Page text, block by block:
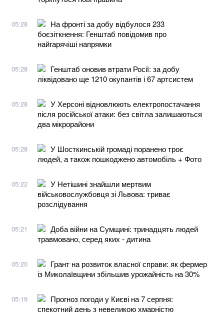
05:28
На фронті за добу відбулося 233
боєзіткнення: Генштаб повідомив про
найгарячіші напрямки
05:28
Генштаб оновив втрати Росії: за добу
ліквідовано ще 1210 окупантів і 67 артсистем
05:28
У Херсоні відновлюють електропостачання
після російської атаки: без світла залишаються
два мікрорайони
05:28
У Шосткинській громаді поранено троє
людей, а також пошкоджено автомобіль + Фото
05:22
У Нетішині знайшли мертвим
військовослужбовця зі Львова: триває
розслідування
05:21
Доба війни на Сумщині: тринадцять людей
травмовано, серед яких - дитина
05:20
Грант на розвиток власної справи: як фермер
із Миколаївщини збільшив урожайність на 30%
05:19
Прогноз погоди у Києві на 7 серпня:
спекотний день з невеликою хмарністю